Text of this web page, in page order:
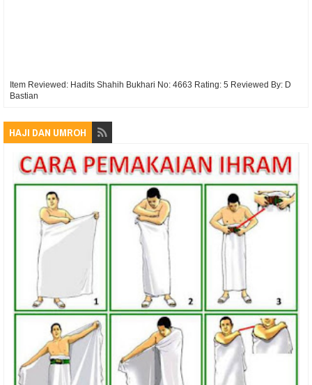
Item Reviewed: Hadits Shahih Bukhari No: 4663 Rating: 5 Reviewed By: D
Bastian
HAJI DAN UMROH